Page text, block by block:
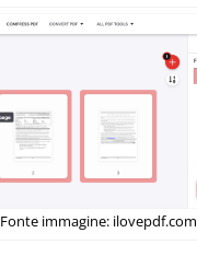
Fonte immagine: ilovepdf.com